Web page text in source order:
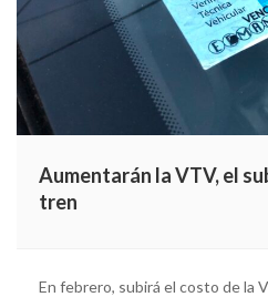
Aumentarán la VTV, el
tren
En febrero, subirá el costo de la